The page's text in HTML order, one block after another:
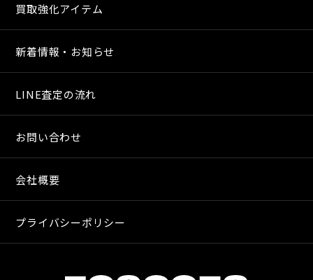
買取強化アイテム
新着情報・お知らせ
LINE査定の流れ
お問い合わせ
会社概要
プライバシーポリシー